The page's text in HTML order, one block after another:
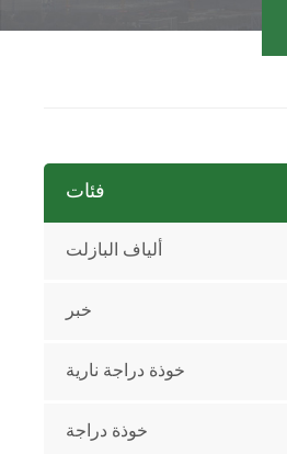
فئات
ألياف البازلت
خبر
خوذة دراجة نارية
خوذة دراجة